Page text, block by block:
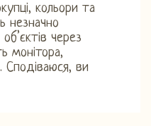
кольори та
незначно
через
монітора,
Сподіваюся, ви